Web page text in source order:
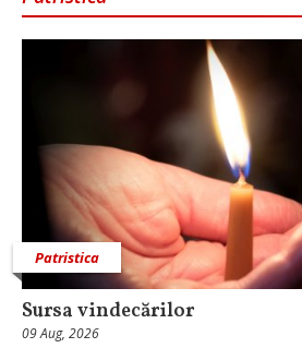
Patristica
Sursa vindecărilor
09 Aug, 2026